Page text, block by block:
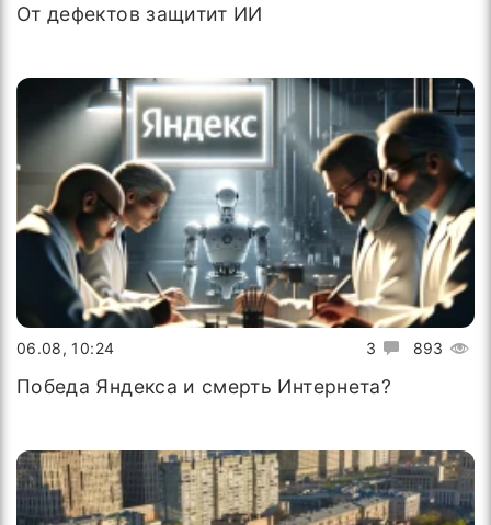
От дефектов защитит ИИ
3 893
06.08, 10:24
Победа Яндекса и смерть Интернета?